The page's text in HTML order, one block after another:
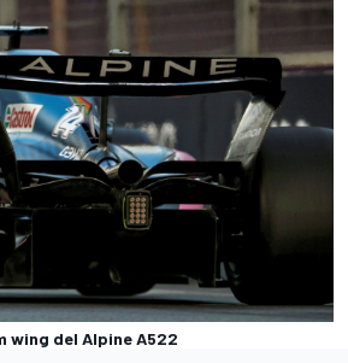
wing del Alpine A522